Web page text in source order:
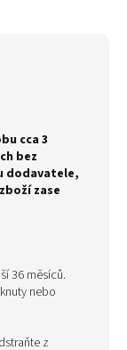
cca 3
bez
dodavatele,
zase
36 měsíců.
nebo
z